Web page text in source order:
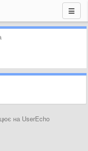
на UserEcho